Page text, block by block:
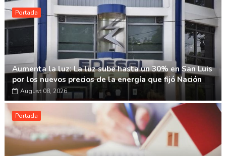
Portada
Aumenta la luz: La luz sube hasta un 30% en San Luis
por los nuevos precios de la energía que fijó Nación
August 08, 2026
Portada